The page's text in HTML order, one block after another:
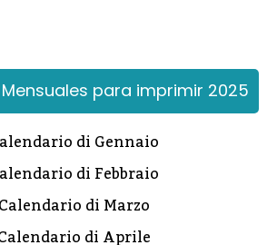
para imprimir 2025
di Gennaio
di Febbraio
Calendario di Marzo
di Aprile